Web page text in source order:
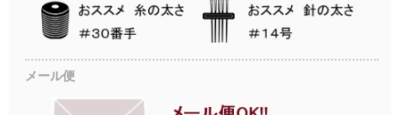
メール便